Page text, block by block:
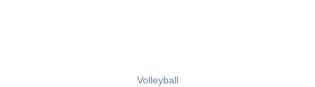
Volleyball